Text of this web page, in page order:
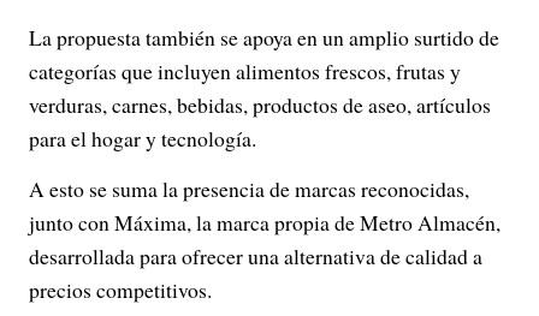
La propuesta también se apoya en un amplio surtido de
categorías que incluyen alimentos frescos, frutas y
verduras, carnes, bebidas, productos de aseo, artículos
para el hogar y tecnología.
A esto se suma la presencia de marcas reconocidas,
junto con Máxima, la marca propia de Metro Almacén,
desarrollada para ofrecer una alternativa de calidad a
precios competitivos.